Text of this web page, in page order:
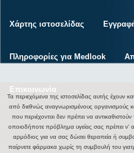
Χάρτης ιστοσελίδας
Πληροφορίες για Medlook
Επικοινωνία .
Τα περιεχόμενα της ιστοσελίδας αυτής έχουν
από διεθνώς αναγνωρισμένους οργανισμούς
που περιέχονται δεν πρέπει να
οποιοδήποτε πρόβλημα υγείας σας πρέπει ν'
αρμόδιος για να σας δώσει θεραπεία ή
παίρνετε φάρμακα χωρίς τη συμβουλή του